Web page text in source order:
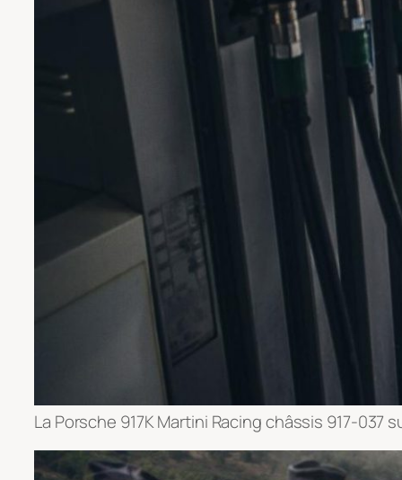
La Porsche 917K Martini Racing châssis 917-037